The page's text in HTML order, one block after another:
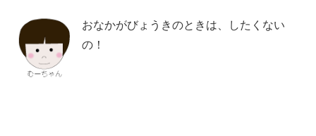
おなかがびょうきのときは、したくない
の！